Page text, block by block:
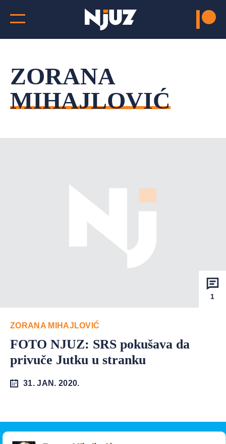
ZORANA
MIHAJLOVIĆ
1
ZORANA MIHAJLOVIĆ
FOTO NJUZ: SRS pokušava da
privuče Jutku u stranku
31. JAN. 2020.